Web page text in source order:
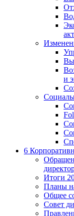
и
6
Итоги
Планы
Общее
Совет